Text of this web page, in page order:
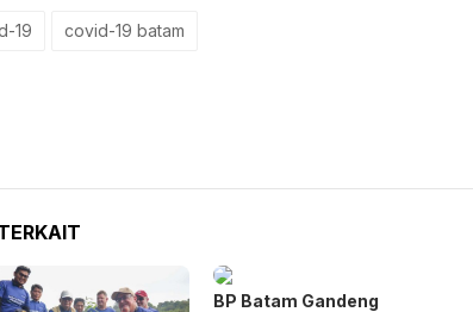
19 covid-19 batam
BP Batam Gandeng